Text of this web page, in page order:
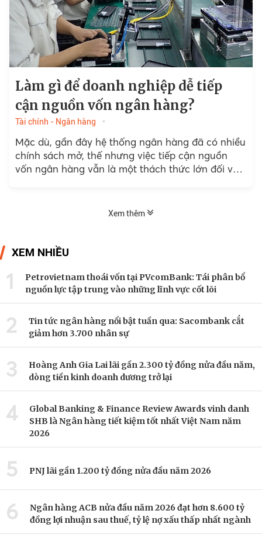
Làm gì để doanh nghiệp dễ tiếp
cận nguồn vốn ngân hàng?
Tài chính - Ngân hàng
Mặc dù, gần đây hệ thống ngân hàng đã có nhiều
chính sách mở, thế nhưng việc tiếp cận nguồn
vốn ngân hàng vẫn là một thách thức lớn đối với
Xem thêm
XEM NHIỀU
1
Petrovietnam thoái vốn tại PVcomBank: Tái phân bổ
nguồn lực tập trung vào những lĩnh vực cốt lõi
2
Tin tức ngân hàng nổi bật tuần qua: Sacombank cắt
giảm hơn 3.700 nhân sự
3
Hoàng Anh Gia Lai lãi gần 2.300 tỷ đồng nửa đầu năm,
dòng tiền kinh doanh dương trở lại
4
Global Banking & Finance Review Awards vinh danh
SHB là Ngân hàng tiết kiệm tốt nhất Việt Nam năm
2026
5 PNJ lãi gần 1.200 tỷ đồng nửa đầu năm 2026
6
Ngân hàng ACB nửa đầu năm 2026 đạt hơn 8.600 tỷ
đồng lợi nhuận sau thuế, tỷ lệ nợ xấu thấp nhất ngành